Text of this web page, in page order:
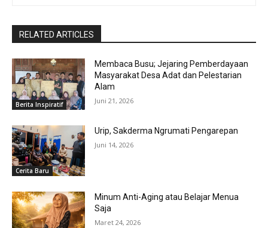
RELATED ARTICLES
Berita Inspiratif
Membaca Busu; Jejaring Pemberdayaan
Masyarakat Desa Adat dan Pelestarian
Alam
Juni 21, 2026
Cerita Baru
Urip, Sakderma Ngrumati Pengarepan
Juni 14, 2026
Minum Anti-Aging atau Belajar Menua
Saja
Maret 24, 2026